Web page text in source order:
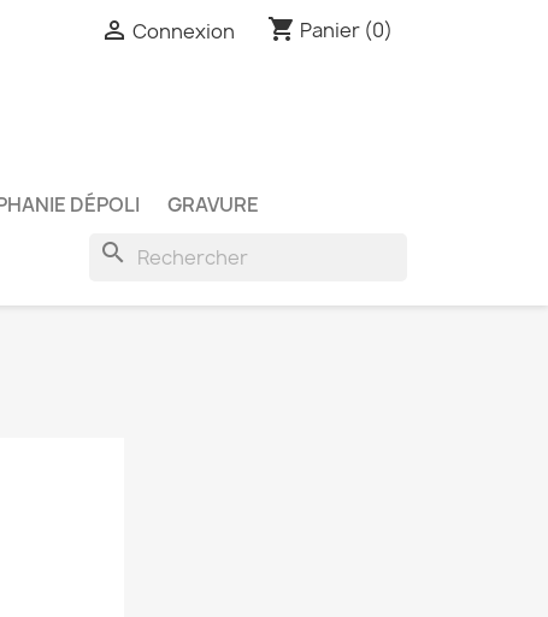
 Connexion shopping_cart Panier (0)
DÉPOLI GRAVURE
search